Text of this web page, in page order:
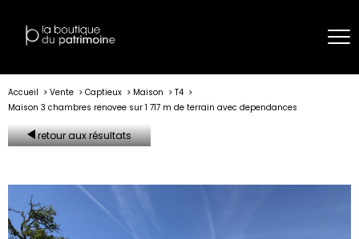
Accueil Vente Captieux Maison
T4
Maison 3 chambres renovee sur 1 717 m de terrain avec dependances
retour aux résultats